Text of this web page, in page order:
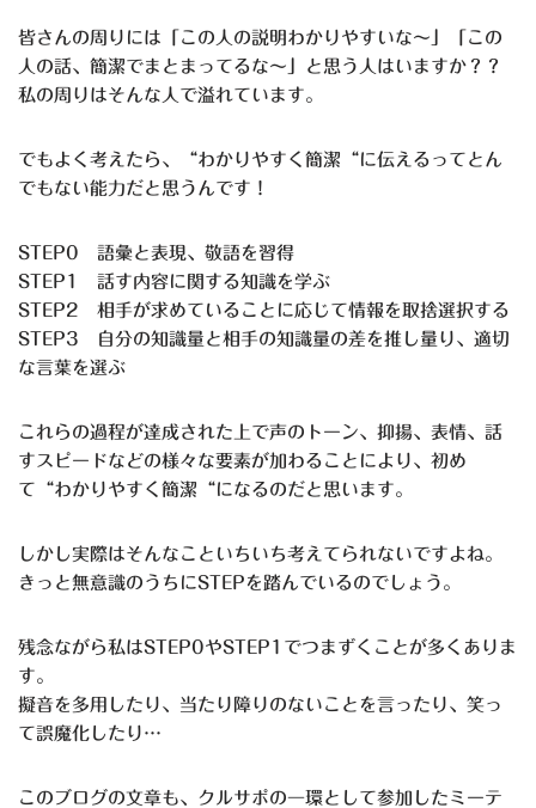
皆さんの周りには「この人の説明わかりやすいな〜」「この
人の話、簡潔でまとまってるな〜」と思う人はいますか？？
私の周りはそんな人で溢れています。
でもよく考えたら、 “わかりやすく簡潔 “に伝えるってとん
でもない能力だと思うんです！
STEP0
語彙と表現、敬語を習得
STEP1
話す内容に関する知識を学ぶ
STEP2
相手が求めていることに応じて情報を取捨選択する
STEP3
自分の知識量と相手の知識量の差を推し量り、適切
な言葉を選ぶ
これらの過程が達成された上で声のトーン、抑揚、表情、話
すスピードなどの様々な要素が加わることにより、初め
て “わかりやすく簡潔 “になるのだと思います。
しかし実際はそんなこといちいち考えてられないですよね。
きっと無意識のうちに STEP を踏んでいるのでしょう。
残念ながら私はSTEP0やSTEP1 でつまずくことが多くありま
す。
擬音を多用したり、当たり障りのないことを言ったり、笑っ
て誤魔化したり …
このブログの文章も、クルサポの一環として参加したミーテ